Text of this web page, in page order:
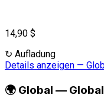
14,90 $
↻ Aufladung
Details anzeigen —
🌍 Global —